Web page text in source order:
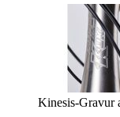
Kinesis-Gravur